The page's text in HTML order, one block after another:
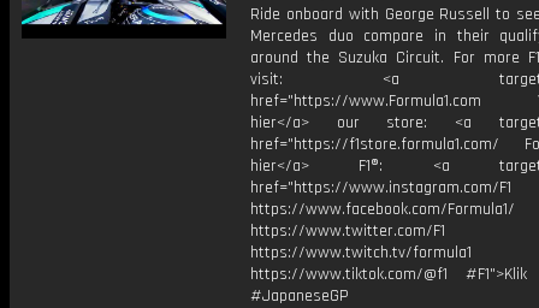
Ride onboard with George Russell to
Mercedes duo compare in their
around the Suzuka Circuit. For more
visit: <a
href="https://www.Formula1.com
hier</a> our store: <a
href="https://f1store.formula1.com/
hier</a> F1®: <a
href="https://www.instagram.com/F1
https://www.facebook.com/Formula1/
https://www.twitter.com/F1
https://www.twitch.tv/formula1
https://www.tiktok.com/@f1
#JapaneseGP